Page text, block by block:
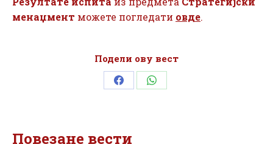
менаџмент можете погледати овде.
Подели ову вест
Share Share
Повезане вести